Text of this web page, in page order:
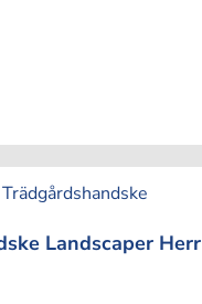
Landscaper Herr